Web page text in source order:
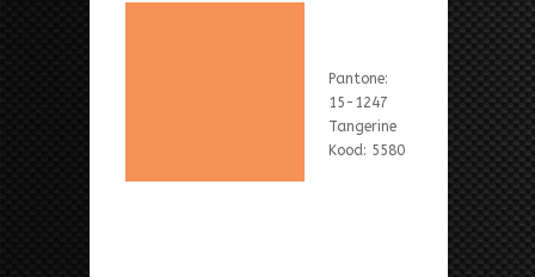
Pantone:
15-1247
Tangerine
Kood: 5580